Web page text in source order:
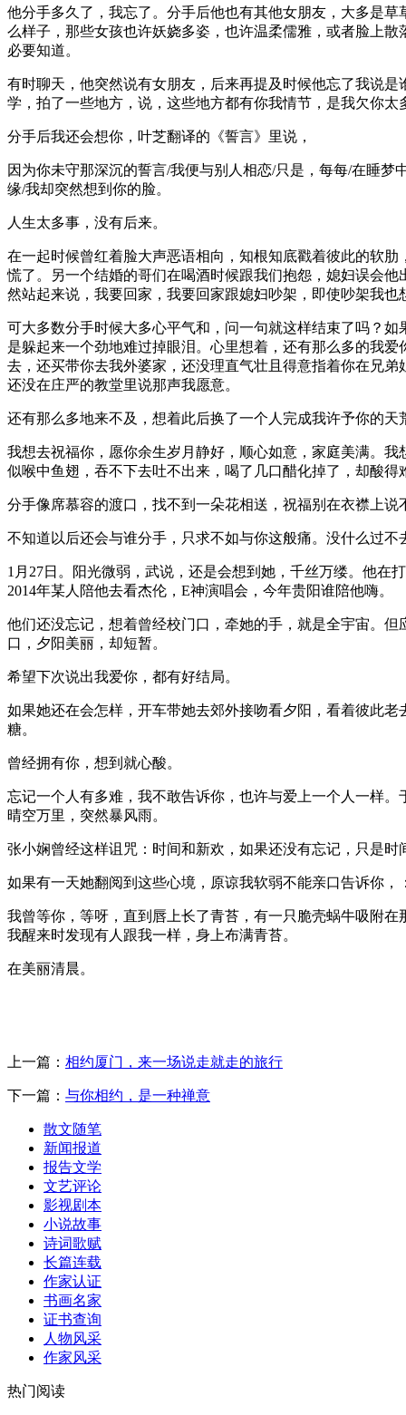
他分手多久了，我忘了。分手后他也有其他女朋友，大多是
么样子，那些女孩也许妖娆多姿，也许温柔儒雅，或者脸上
必要知道。
有时聊天，他突然说有女朋友，后来再提及时候他忘了我说
学，拍了一些地方，说，这些地方都有你我情节，是我欠你
分手后我还会想你，叶芝翻译的《誓言》里说，
因为你未守那深沉的誓言/我便与别人相恋/只是，每每/在睡梦
缘/我却突然想到你的脸。
人生太多事，没有后来。
在一起时候曾红着脸大声恶语相向，知根知底戳着彼此的软
慌了。另一个结婚的哥们在喝酒时候跟我们抱怨，媳妇误会
然站起来说，我要回家，我要回家跟媳妇吵架，即使吵架我也
可大多数分手时候大多心平气和，问一句就这样结束了吗？
是躲起来一个劲地难过掉眼泪。心里想着，还有那么多的我
去，还买带你去我外婆家，还没理直气壮且得意指着你在兄
还没在庄严的教堂里说那声我愿意。
还有那么多地来不及，想着此后换了一个人完成我许予你的天
我想去祝福你，愿你余生岁月静好，顺心如意，家庭美满。
似喉中鱼翅，吞不下去吐不出来，喝了几口醋化掉了，却酸得
分手像席慕容的渡口，找不到一朵花相送，祝福别在衣襟上说
不知道以后还会与谁分手，只求不如与你这般痛。没什么过不
1月27日。阳光微弱，武说，还是会想到她，千丝万缕。他在
2014年某人陪他去看杰伦，E神演唱会，今年贵阳谁陪他嗨。
他们还没忘记，想着曾经校门口，牵她的手，就是全宇宙。
口，夕阳美丽，却短暂。
希望下次说出我爱你，都有好结局。
如果她还在会怎样，开车带她去郊外接吻看夕阳，看着彼此
糖。
曾经拥有你，想到就心酸。
忘记一个人有多难，我不敢告诉你，也许与爱上一个人一样
晴空万里，突然暴风雨。
张小娴曾经这样诅咒：时间和新欢，如果还没有忘记，只是时
如果有一天她翻阅到这些心境，原谅我软弱不能亲口告诉你，
我曾等你，等呀，直到唇上长了青苔，有一只脆壳蜗牛吸附
我醒来时发现有人跟我一样，身上布满青苔。
在美丽清晨。
上一篇： 相约厦门，来一场说走就走的旅行
下一篇： 与你相约，是一种禅意
散文随笔
新闻报道
报告文学
文艺评论
影视剧本
小说故事
诗词歌赋
长篇连载
作家认证
书画名家
证书查询
人物风采
作家风采
热门阅读